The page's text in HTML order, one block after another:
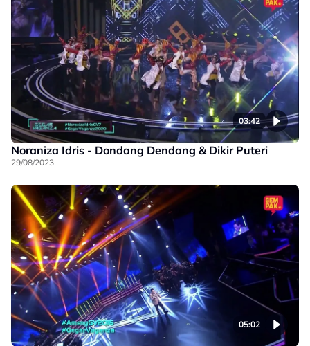
03:42
Noraniza Idris - Dondang Dendang & Dikir Puteri
29/08/2023
05:02